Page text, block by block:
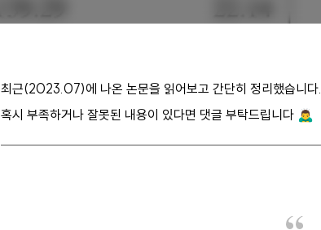
최근(2023.07)에 나온 논문을 읽어보고 간단히 정리했습니다.
혹시 부족하거나 잘못된 내용이 있다면 댓글 부탁드립니다 🙇‍♂️